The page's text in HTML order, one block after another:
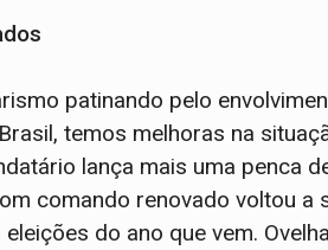
patinando pelo
temos melhoras na
lança mais uma penca
comando renovado voltou
do ano que vem.